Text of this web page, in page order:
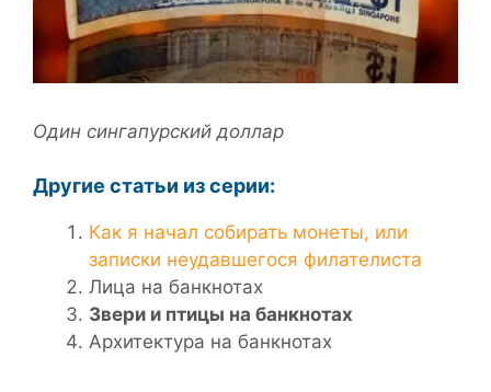
Один сингапурский доллар
Другие статьи из серии:
Как я начал собирать монеты, или
записки неудавшегося филателиста
Лица на банкнотах
Звери и птицы на банкнотах
Архитектура на банкнотах